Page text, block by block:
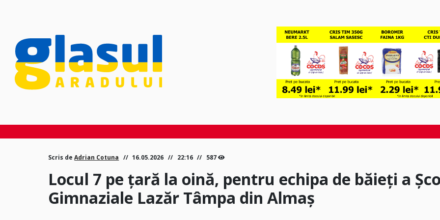
Scris deAdrian Cotuna 16.05.2026 22:16 587
Locul 7 pe țară la oină, pentru echipa de băieți a
Gimnaziale Lazăr Tâmpa din Almaș